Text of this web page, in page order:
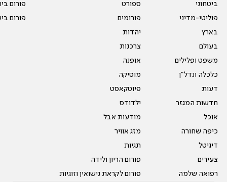
ביטחוני
פוליטי-מדיני
בארץ
בעולם
משפט ופלילים
כלכלה ונדל"ן
דעות
חדשות המגזר
אוכל
כיפה שחורה
דיגיטל
צעירים
רפואה שלמה
ספורט
פורומים
יהדות
צרכנות
אופנה
מוסיקה
פיוטקאסט
ילדודס
מודעות אבל
מזג אוויר
תגיות
פורום הריון ולידה
פורום לקראת נישואין וזוגיות
פורום
פורום